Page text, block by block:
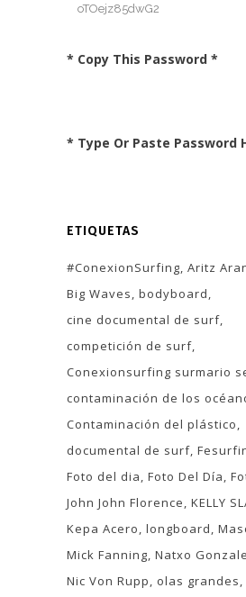
* Copy This Password *
* Type Or Paste Password
ETIQUETAS
#ConexionSurfing Aritz
Big Waves bodyboard
cine documental de surf
competición de surf
Conexionsurfing surmario
contaminación de los
Contaminación del plástico
documental de surf
Foto del dia Foto Del Día
John John Florence KELLY
Kepa Acero longboard
Mick Fanning Natxo
Nic Von Rupp
olas grandes